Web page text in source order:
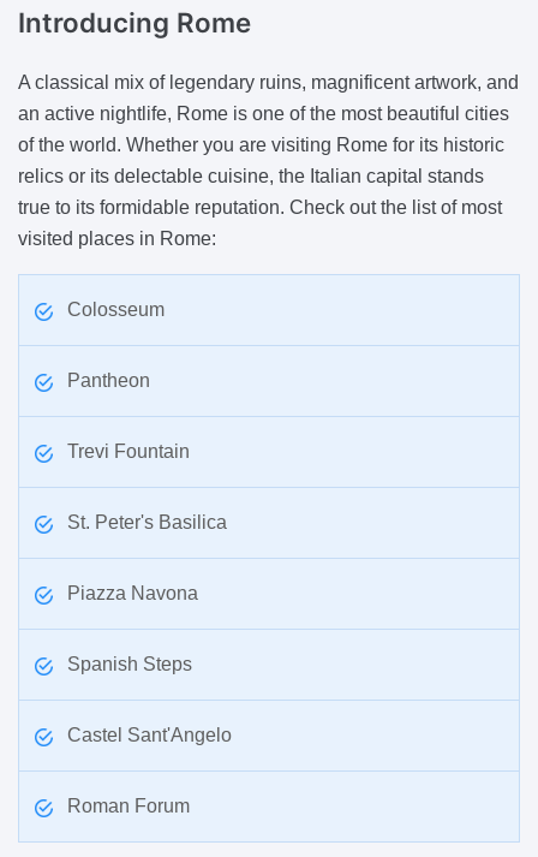
Introducing Rome
A classical mix of legendary ruins, magnificent artwork, and
an active nightlife, Rome is one of the most beautiful cities
of the world. Whether you are visiting Rome for its historic
relics or its delectable cuisine, the Italian capital stands
true to its formidable reputation. Check out the list of most
visited places in Rome:
Colosseum
Pantheon
Trevi Fountain
St. Peter's Basilica
Piazza Navona
Spanish Steps
Castel Sant'Angelo
Roman Forum